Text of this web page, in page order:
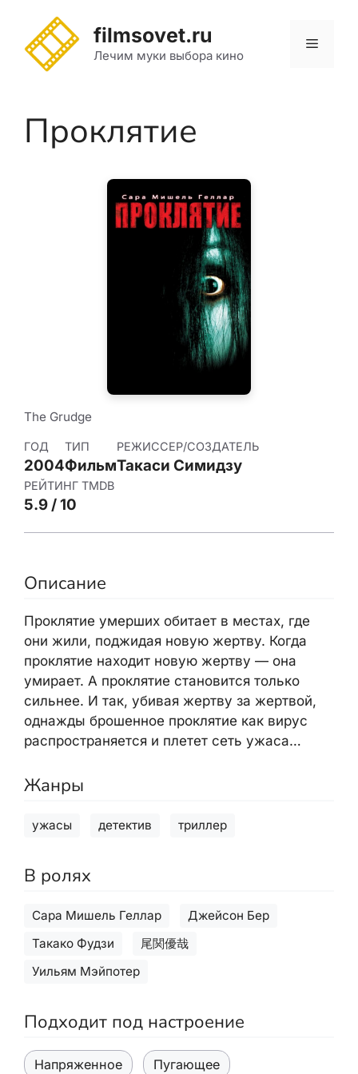
содержимому
filmsovet.ru
Лечим муки выбора кино
Меню
Проклятие
The Grudge
ГОД
2004
ТИП
Фильм
РЕЖИССЕР/СОЗДАТЕЛЬ
Такаси Симидзу
РЕЙТИНГ TMDB
5.9 / 10
Описание
Проклятие умерших обитает в местах, где
они жили, поджидая новую жертву. Когда
проклятие находит новую жертву — она
умирает. А проклятие становится только
сильнее. И так, убивая жертву за жертвой,
однажды брошенное проклятие как вирус
распространяется и плетет сеть ужаса…
Жанры
ужасы детектив триллер
В ролях
Сара Мишель Геллар
Джейсон Бер
Такако Фудзи
尾関優哉
Уильям Мэйпотер
Подходит под настроение
Напряженное Пугающее